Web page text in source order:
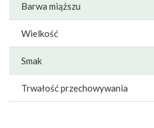
Barwa miąższu
Wielkość
Smak
Trwałość przechowywania